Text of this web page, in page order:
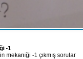
-1
mekaniği -1 çıkmış sorular